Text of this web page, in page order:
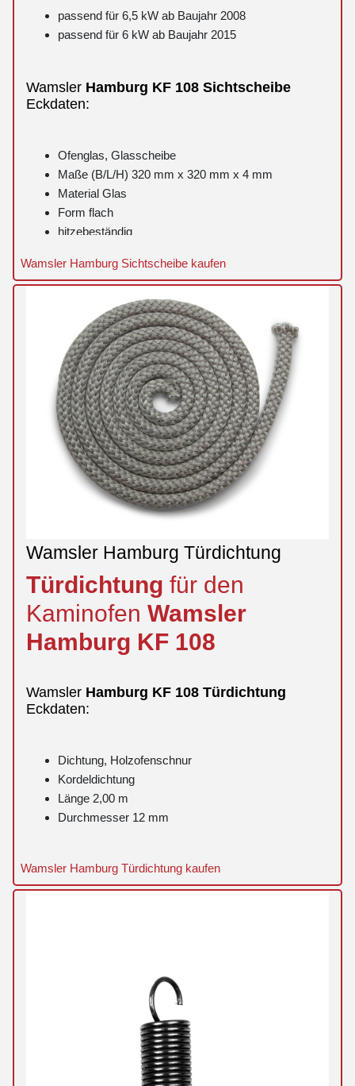
passend für 6,5 kW ab Baujahr 2008
passend für 6 kW ab Baujahr 2015
Wamsler Hamburg KF 108 Sichtscheibe
Eckdaten:
Ofenglas, Glasscheibe
Maße (B/L/H) 320 mm x 320 mm x 4 mm
Material Glas
Form flach
hitzebeständig
Wamsler Hamburg Sichtscheibe kaufen
Wamsler Hamburg Türdichtung
Türdichtung für den
Kaminofen Wamsler
Hamburg KF 108
Wamsler Hamburg KF 108 Türdichtung
Eckdaten:
Dichtung, Holzofenschnur
Kordeldichtung
Länge 2,00 m
Durchmesser 12 mm
Wamsler Hamburg Türdichtung kaufen